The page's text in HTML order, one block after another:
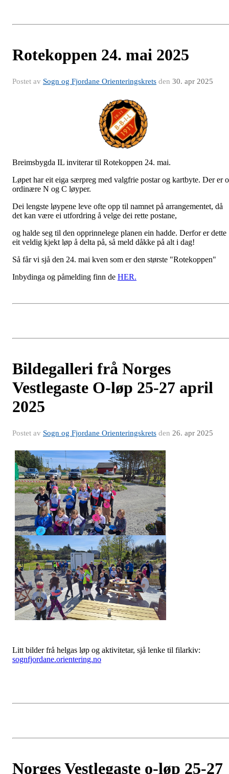
Rotekoppen 24. mai 2025
Postet av Sogn og Fjordane Orienteringskrets den 30. apr 2025
Breimsbygda IL inviterar til Rotekoppen 24. mai.
Løpet har eit eiga særpreg med valgfrie postar og kartbyte. Der er
ordinære N og C løyper.
Dei lengste løypene leve ofte opp til namnet på arrangementet, då
det kan være ei utfordring å velge dei rette postane,
og halde seg til den opprinnelege planen ein hadde. Derfor er dette
eit veldig kjekt løp å delta på, så meld dåkke på alt i dag!
Så får vi sjå den 24. mai kven som er den største "Rotekoppen"
Inbydinga og påmelding finn de HER.
Bildegalleri frå Norges
Vestlegaste O-løp 25-27 april
2025
Postet av Sogn og Fjordane Orienteringskrets den 26. apr 2025
Litt bilder frå helgas løp og aktivitetar, sjå lenke til filarkiv:
sognfjordane.orientering.no
Norges Vestlegaste o-løp 25-27